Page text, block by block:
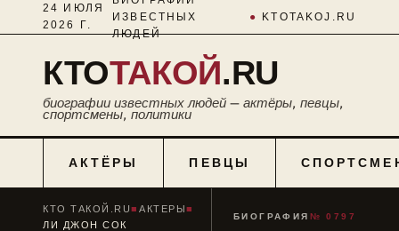
24 ИЮЛЯ
2026 Г.
ИЗВЕСТНЫХ
ЛЮДЕЙ
● KTOTAKOJ.RU
КТОТАКОЙ.RU
биографии известных людей — актёры, певцы,
спортсмены, политики
АКТЁРЫ ПЕВЦЫ
КТО ТАКОЙ.RU■АКТЕРЫ■
ЛИ ДЖОН СОК
БИОГРАФИЯ № 0797